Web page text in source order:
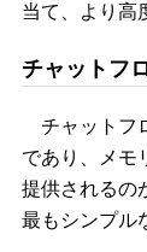
当て、より高
チャットフ
チャットフ
であり、メモ
提供されるの
最もシンプル